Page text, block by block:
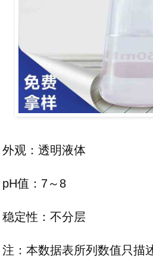
外观：透明液体
pH值：7～8
稳定性：不分层
注：本数据表所列数值只描